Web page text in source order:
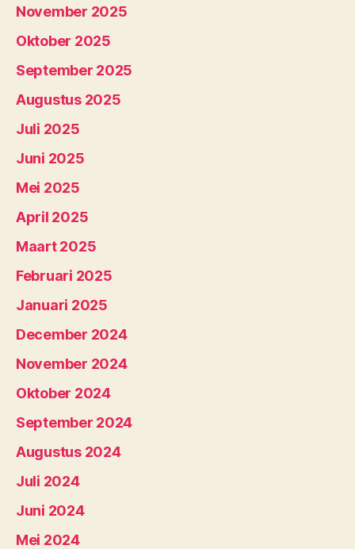
November 2025
Oktober 2025
September 2025
Augustus 2025
Juli 2025
Juni 2025
Mei 2025
April 2025
Maart 2025
Februari 2025
Januari 2025
December 2024
November 2024
Oktober 2024
September 2024
Augustus 2024
Juli 2024
Juni 2024
Mei 2024